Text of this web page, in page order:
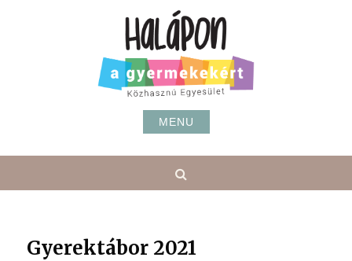
MENU
Gyerektábor 2021